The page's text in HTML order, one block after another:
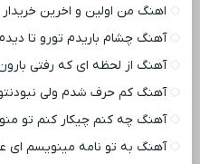
اهنگ من اولین و اخرین خریدار
آهنگ چشام باریدم تورو تا
آهنگ از لحظه ای که رفتی بارون
آهنگ کم حرف شدم ولی
آهنگ چه کنم چیکار کنم تو
آهنگ به تو نامه مینویسم ای